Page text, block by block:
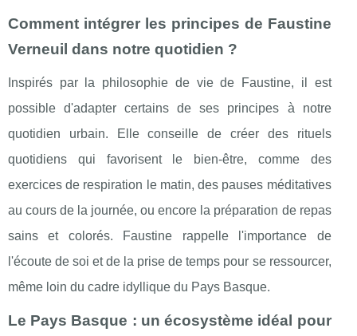
Comment intégrer les principes de Faustine
Verneuil dans notre quotidien ?
Inspirés par la philosophie de vie de Faustine, il est
possible d'adapter certains de ses principes à notre
quotidien urbain. Elle conseille de créer des rituels
quotidiens qui favorisent le bien-être, comme des
exercices de respiration le matin, des pauses méditatives
au cours de la journée, ou encore la préparation de repas
sains et colorés. Faustine rappelle l'importance de
l'écoute de soi et de la prise de temps pour se ressourcer,
même loin du cadre idyllique du Pays Basque.
Le Pays Basque : un écosystème idéal pour